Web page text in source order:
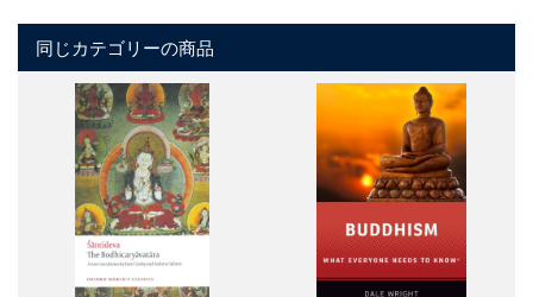
同じカテゴリーの商品